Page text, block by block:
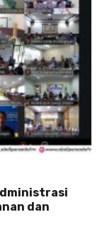
dan